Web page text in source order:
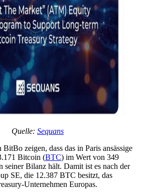
Quelle: Sequans
zeigen, dass das in Paris ansässige
Bitcoin (BTC) im Wert von 349
Bilanz hält. Damit ist es nach der
SE, die 12.387 BTC besitzt, das
Unternehmen Europas.